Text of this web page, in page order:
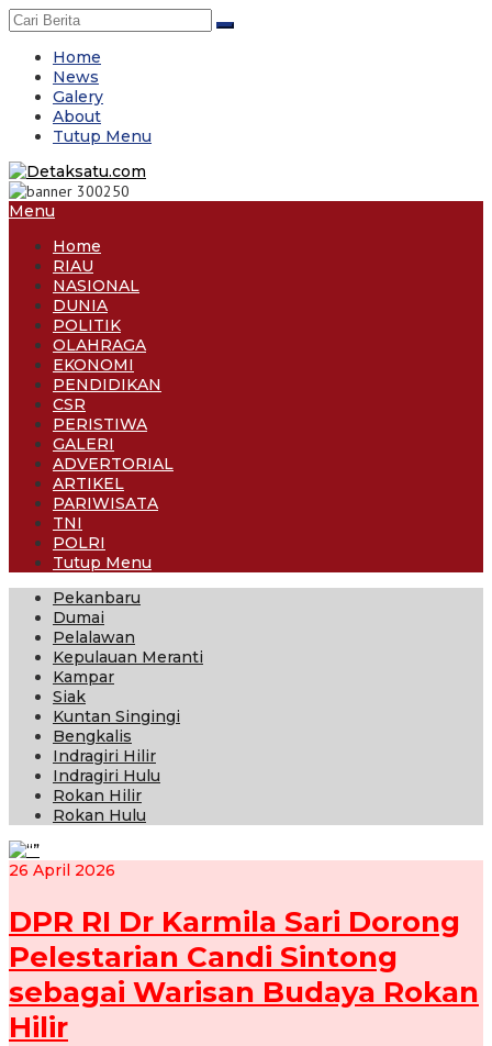
Skip
to
contentHome
News
Galery
About
Tutup Menu
Menu
Home
RIAU
NASIONAL
DUNIA
POLITIK
OLAHRAGA
EKONOMI
PENDIDIKAN
CSR
PERISTIWA
GALERI
ADVERTORIAL
ARTIKEL
PARIWISATA
TNI
POLRI
Tutup Menu
Pekanbaru
Dumai
Pelalawan
Kepulauan Meranti
Kampar
Siak
Kuntan Singingi
Bengkalis
Indragiri Hilir
Indragiri Hulu
Rokan Hilir
Rokan Hulu
26 April 2026
DPR RI Dr Karmila Sari Dorong
Pelestarian Candi Sintong
sebagai Warisan Budaya Rokan
Hilir